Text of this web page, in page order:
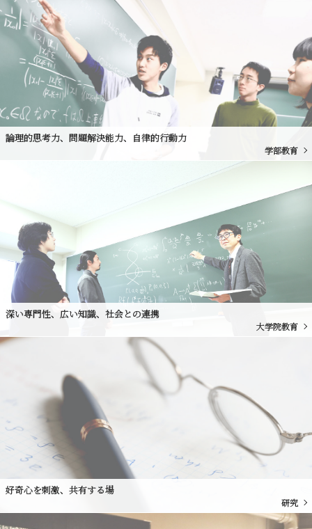
論理的思考力、問題解決能力、自律的行動力
学部教育
深い専門性、広い知識、社会との連携
大学院教育
好奇心を刺激、共有する場
研究